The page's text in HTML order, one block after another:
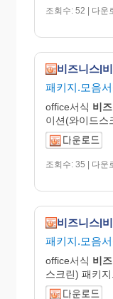
조회수: 52 | 다운
패키지.모음
office서식 비
이션(와이드스
조회수: 35 | 다운
패키지.모음
office서식 비
스크린) 패키